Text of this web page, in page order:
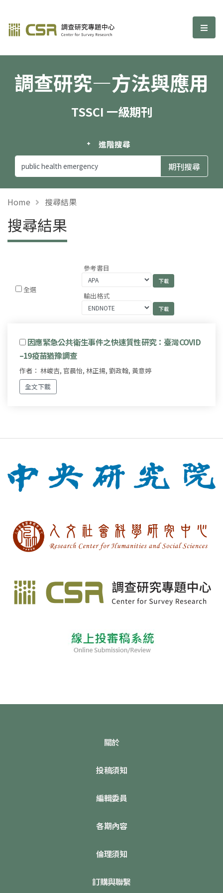
調查研究—方法與應用期刊 選
調查研究—方法與應用
TSSCI 一級期刊
進階搜尋
Home 搜尋結果
搜尋結果
全選
參考書目
輸出格式
因應緊急公共衛生事件之快速質性研究：臺灣COVID
–19疫苗猶豫調查
作者： 林峻吉, 官晨怡, 林正揚, 劉政翰, 黃意婷
全文下載
關於
投稿須知
編輯委員
各期內容
倫理須知
訂購與聯繫